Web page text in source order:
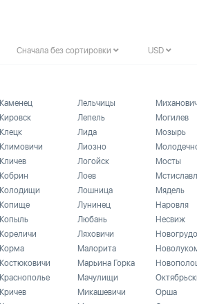
Сначала без сортировки USD
Каменец
Кировск
Клецк
Климовичи
Кличев
Кобрин
Колодищи
Копище
Копыль
Кореличи
Корма
Костюковичи
Краснополье
Кричев
Лельчицы
Лепель
Лида
Лиозно
Логойск
Лоев
Лошница
Лунинец
Любань
Ляховичи
Малорита
Марьина Горка
Мачулищи
Микашевичи
Могилев
Мозырь
Мосты
Мядель
Наровля
Несвиж
Орша